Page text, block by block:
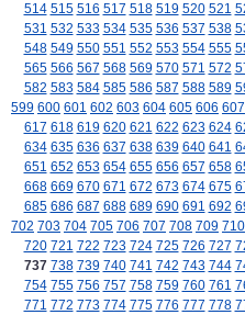
514 515 516 517 518 519 520 521
531 532 533 534 535 536 537 538
548 549 550 551 552 553 554 555
565 566 567 568 569 570 571 572
582 583 584 585 586 587 588 589
599 600 601 602 603 604 605 606 607
617 618 619 620 621 622 623 624
634 635 636 637 638 639 640 641
651 652 653 654 655 656 657 658
668 669 670 671 672 673 674 675
685 686 687 688 689 690 691 692
702 703 704 705 706 707 708 709 710
720 721 722 723 724 725 726 727
737 738 739 740 741 742 743 744
754 755 756 757 758 759 760 761
771 772 773 774 775 776 777 778